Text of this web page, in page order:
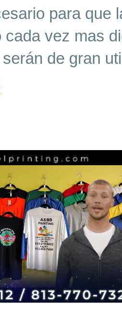
para que
vez mas
de gran